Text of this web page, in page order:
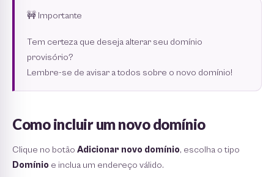
🚧 Importante
Tem certeza que deseja alterar seu domínio
provisório?
Lembre-se de avisar a todos sobre o novo domínio!
Como incluir um novo domínio
Clique no botão Adicionar novo domínio, escolha o tipo
Domínio e inclua um endereço válido.